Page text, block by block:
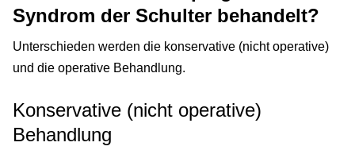
Syndrom der Schulter behandelt?
Unterschieden werden die konservative (nicht operative)
und die operative Behandlung.
Konservative (nicht operative)
Behandlung